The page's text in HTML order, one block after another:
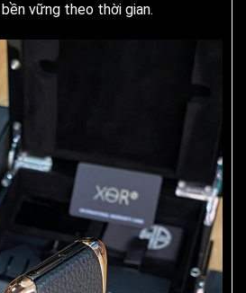
vững theo thời gian.